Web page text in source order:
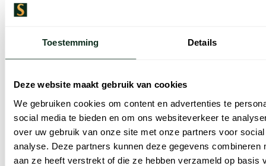
Toestemming Details
Deze website maakt gebruik van cookies
We gebruiken cookies om content en advertenties te
social media te bieden en om ons websiteverkeer te
over uw gebruik van onze site met onze partners voor
analyse. Deze partners kunnen deze gegevens combineren
aan ze heeft verstrekt of die ze hebben verzameld op basis
Lacoste
€ 60,00
50%
Lacoste
20%